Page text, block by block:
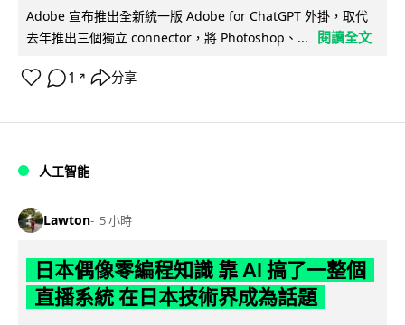
Adobe 宣布推出全新統一版 Adobe for ChatGPT 外掛，取代
去年推出三個獨立 connector，將 Photoshop、...
閱讀全文
1 ↗ 分享
人工智能
Lawton 5 小時
日本偶像零編程知識 靠 AI 搞了一整個
直播系統 在日本技術界成為話題